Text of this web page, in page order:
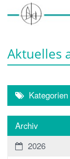
Aktuelles
Kategorien
Archiv
2026